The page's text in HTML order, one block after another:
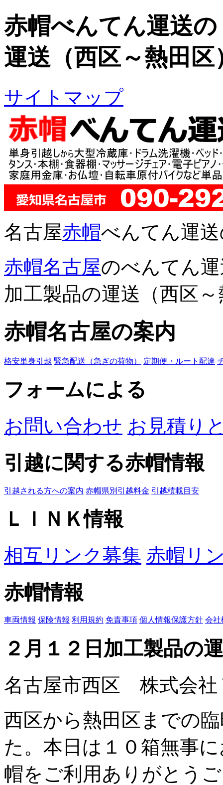
赤帽べんてん運送
運送（西区～熱田
サイトマップ
名古屋赤帽べんてん運
赤帽名古屋のべんてん
加工製品の運送（西区
赤帽名古屋の案内
格安単身引越 緊急配送（急ぎの荷物） 定期便・ルート配達
フォームによる
お問い合わせ お見積り
引越に関する赤帽情報
引越される方への案内 赤帽県別引越料金 引越積載目安
ＬＩＮＫ情報
相互リンク募集 赤帽リ
赤帽情報
車両情報 保険情報 利用規約 免責事項 個人情報保護方針 会社
２月１２日加工製品の
名古屋市西区 株式会社
西区から熱田区までの
た。本日は１０箱無事
帽をご利用ありがとう